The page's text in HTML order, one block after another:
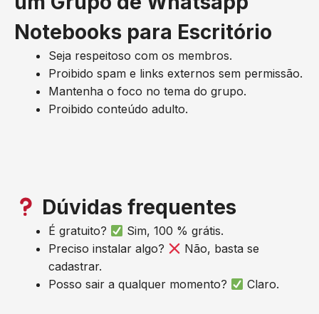
Notebooks para Escritório
Seja respeitoso com os membros.
Proibido spam e links externos sem permissão.
Mantenha o foco no tema do grupo.
Proibido conteúdo adulto.
Dúvidas frequentes
É gratuito?
Sim, 100 % grátis.
Preciso instalar algo?
Não, basta se
cadastrar.
Posso sair a qualquer momento?
Claro.